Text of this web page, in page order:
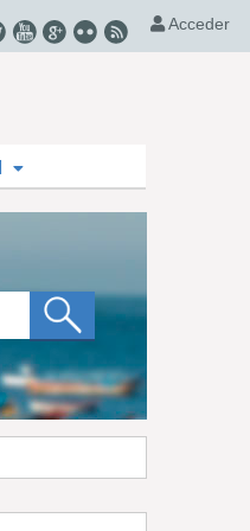
Acceder